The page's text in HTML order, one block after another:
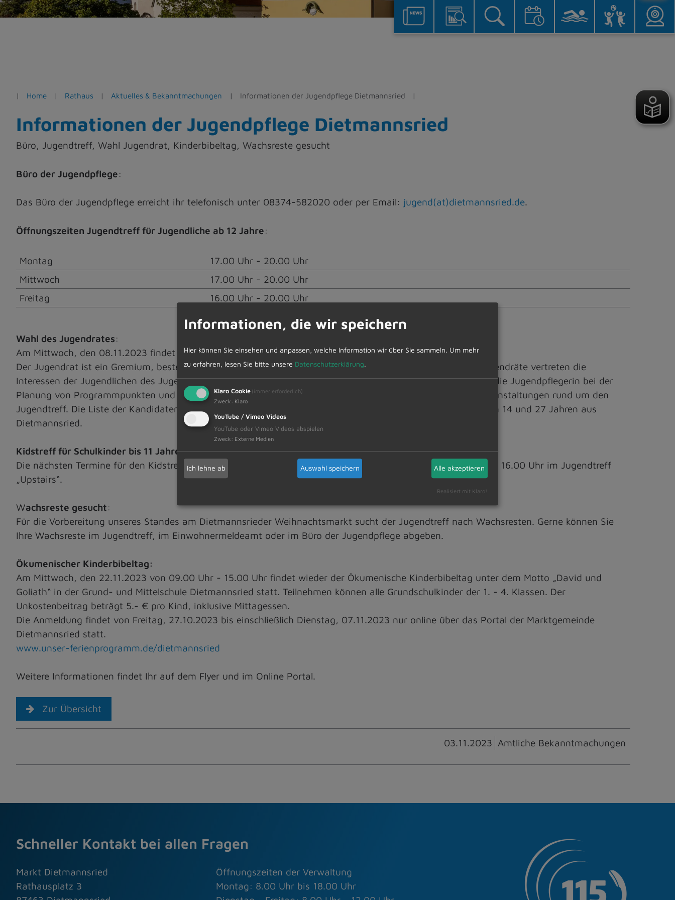
e
n
Home Rathaus Aktuelles & Bekanntmachungen Informationen der Jugendpflege Dietmannsried
Informationen der Jugendpflege Dietmannsried
Büro, Jugendtreff, Wahl Jugendrat, Kinderbibeltag, Wachsreste gesucht
Büro der Jugendpflege:
Das Büro der Jugendpflege erreicht ihr telefonisch unter 08374-582020 oder per Email: jugend(at)dietmannsried.de.
Öffnungszeiten Jugendtreff für Jugendliche ab 12 Jahre:
Montag
17.00 Uhr - 20.00 Uhr
Mittwoch
17.00 Uhr - 20.00 Uhr
Freitag
16.00 Uhr - 20.00 Uhr
Wahl des Jugendrates:
Am Mittwoch, den 08.11.2023 findet um 18.00 Uhr die Wahl des Jugendrates im Jugendtreff Upstairs statt.
Der Jugendrat ist ein Gremium, bestehend aus fünf Jugendlichen der Marktgemeinde Dietmannsried. Die Jugendräte vertreten die
Interessen der Jugendlichen des Jugendtreffs nach außen. Sie haben Mitbestimmungsrecht und unterstützen die Jugendpflegerin bei der
Planung von Programmpunkten und bei der Organisation und Durchführung verschiedener Aktionen und Veranstaltungen rund um den
Jugendtreff. Die Liste der Kandidaten liegt im Jugendtreff aus. Wahlberechtigt sind alle Jugendlichen zwischen 14 und 27 Jahren aus
Dietmannsried.
Kidstreff für Schulkinder bis 11 Jahre:
Die nächsten Termine für den Kidstreff sind freitags am 10.11.2023 und 08.12.2023, jeweils von 14.00 Uhr bis 16.00 Uhr im Jugendtreff
„Upstairs“.
Wachsreste gesucht:
Für die Vorbereitung unseres Standes am Dietmannsrieder Weihnachtsmarkt sucht der Jugendtreff nach Wachsresten. Gerne können Sie
Ihre Wachsreste im Jugendtreff, im Einwohnermeldeamt oder im Büro der Jugendpflege abgeben.
Ökumenischer Kinderbibeltag:
Am Mittwoch, den 22.11.2023 von 09.00 Uhr - 15.00 Uhr findet wieder der Ökumenische Kinderbibeltag unter dem Motto „David und
Goliath“ in der Grund- und Mittelschule Dietmannsried statt. Teilnehmen können alle Grundschulkinder der 1. - 4. Klassen. Der
Unkostenbeitrag beträgt 5.- € pro Kind, inklusive Mittagessen.
Die Anmeldung findet von Freitag, 27.10.2023 bis einschließlich Dienstag, 07.11.2023 nur online über das Portal der Marktgemeinde
Dietmannsried statt.
www.unser-ferienprogramm.de/dietmannsried
Weitere Informationen findet Ihr auf dem Flyer und im Online Portal.
Zur Übersicht
03.11.2023 Amtliche Bekanntmachungen
Schneller Kontakt bei allen Fragen
Markt Dietmannsried
Rathausplatz 3
Öffnungszeiten der Verwaltung
Montag: 8.00 Uhr bis 18.00 Uhr
Informationen, die wir speichern
Hier können Sie einsehen und anpassen, welche Information wir über Sie sammeln. Um mehr
zu erfahren, lesen Sie bitte unsere Datenschutzerklärung.
Klaro Cookie (immer erforderlich)
Zweck : Klaro
YouTube / Vimeo Videos
YouTube oder Vimeo Videos abspielen
Zweck : Externe Medien
Ich lehne ab Auswahl speichern Alle akzeptieren
Realisiert mit Klaro!